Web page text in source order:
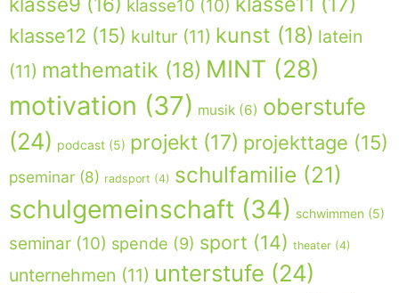
klasse10 (10)
klasse12 (15) kultur (11) kunst (18) latein
(11) mathematik (18) MINT (28)
motivation (37) musik (6) oberstufe
(24) podcast (5) projekt (17) projekttage (15)
pseminar (8) radsport (4) schulfamilie (21)
schulgemeinschaft (34) schwimmen (5)
seminar (10) spende (9) sport (14) theater (4)
unternehmen (11) unterstufe (24)